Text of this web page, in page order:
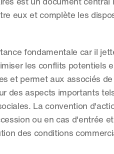
est un document
eux et complète les
fondamentale car il
les conflits potentiels
et permet aux associés
des aspects importants
La convention
ou en cas d'entrée
des conditions